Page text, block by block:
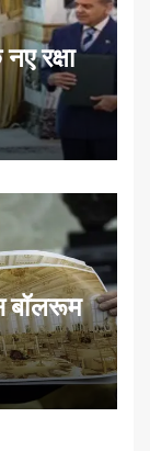
रक्षा
बॉलरूम